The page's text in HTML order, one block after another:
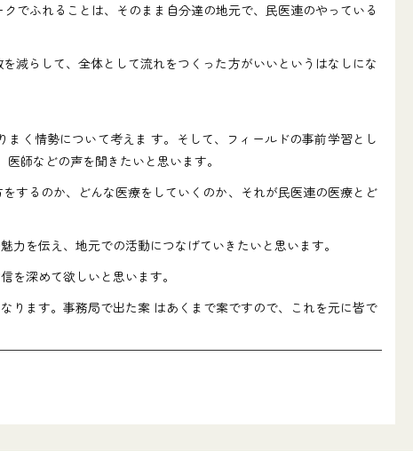
でふれることは、そのまま自分達の地元で、民医連のやっている
減らして、全体として流れをつくった方がいいというはなしにな
く情勢について考えま す。そして、フィールドの事前学習とし
師などの声を聞きたいと思います。
するのか、どんな医療をしていくのか、それが民医連の医療とど
を伝え、地元での活動につなげていきたいと思います。
を深めて欲しいと思います。
ります。事務局で出た案 はあくまで案ですので、これを元に皆で